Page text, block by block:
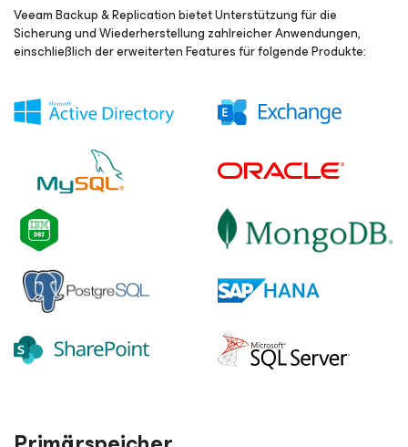
Veeam Backup & Replication bietet Unterstützung für die
Sicherung und Wiederherstellung zahlreicher Anwendungen,
einschließlich der erweiterten Features für folgende Produkte: